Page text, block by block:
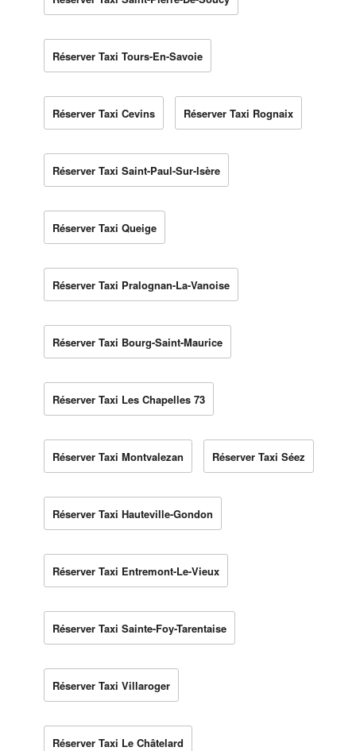
Réserver Taxi Tours-En-Savoie
Réserver Taxi Cevins Réserver Taxi Rognaix
Réserver Taxi Saint-Paul-Sur-Isère
Réserver Taxi Queige
Réserver Taxi Pralognan-La-Vanoise
Réserver Taxi Bourg-Saint-Maurice
Réserver Taxi Les Chapelles 73
Réserver Taxi Montvalezan Réserver Taxi Séez
Réserver Taxi Hauteville-Gondon
Réserver Taxi Entremont-Le-Vieux
Réserver Taxi Sainte-Foy-Tarentaise
Réserver Taxi Villaroger
Réserver Taxi Le Châtelard